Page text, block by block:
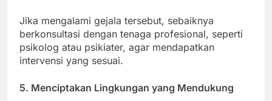
Jika mengalami gejala tersebut, sebaiknya
berkonsultasi dengan tenaga profesional, seperti
psikolog atau psikiater, agar mendapatkan
intervensi yang sesuai.
5. Menciptakan Lingkungan yang Mendukung